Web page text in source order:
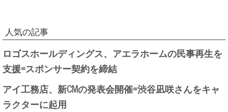
人気の記事
ロゴスホールディングス、アエラホームの民事再生を
支援=スポンサー契約を締結
アイ工務店、新CMの発表会開催=渋谷凪咲さんをキャ
ラクターに起用